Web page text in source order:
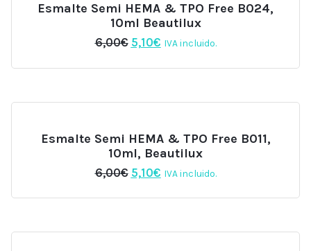
Esmalte Semi HEMA & TPO Free B024,
10ml Beautilux
6,00€ El
original
5,10€El
actual
IVA incluido.
Esmalte Semi HEMA & TPO Free B011,
10ml, Beautilux
6,00€ El
original
5,10€El
actual
IVA incluido.